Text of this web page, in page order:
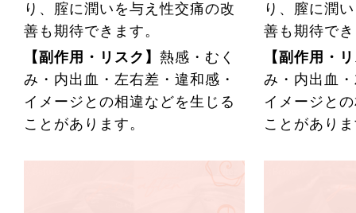
り、腟に潤いを与え性交痛の改
善も期待できます。
【副作用・リスク】 熱感・むく
み・内出血・左右差・違和感・
イメージとの相違などを生じる
ことがあります。
り、膣に潤
善も期待で
【副作用・
み・内出血
イメージと
ことがあり